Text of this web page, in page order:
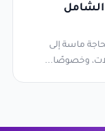
الشامل
ماسة إلى
وخصوصًا...